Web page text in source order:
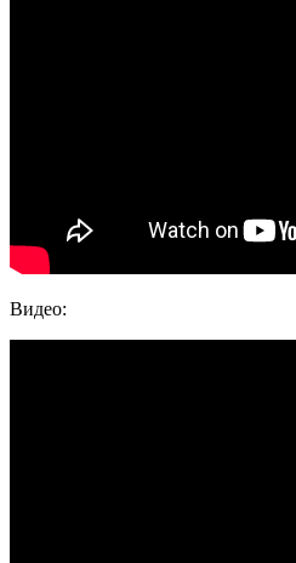
Видео: